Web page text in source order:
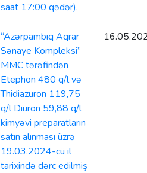
saat 17:00 qədər).
“Azərpambıq Aqrar
Sənaye Kompleksi”
MMC tərəfindən
Etephon 480 q/l və
Thidiazuron 119,75
q/l Diuron 59,88 q/l
kimyəvi preparatların
satın alınması üzrə
19.03.2024-cü il
tarixində dərc edilmiş